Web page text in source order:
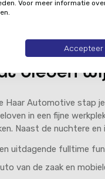
iemand die niet
typische Twentse
en je snapt dat
ondernemend,
bieden
Haar Automotive stap
in een fijne
Naast de nuchtere
uitdagende fulltime
van de zaak en
Voor meer informatie
Accepteer